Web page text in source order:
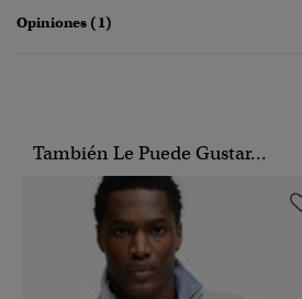
Opiniones (1)
También Le Puede Gustar...